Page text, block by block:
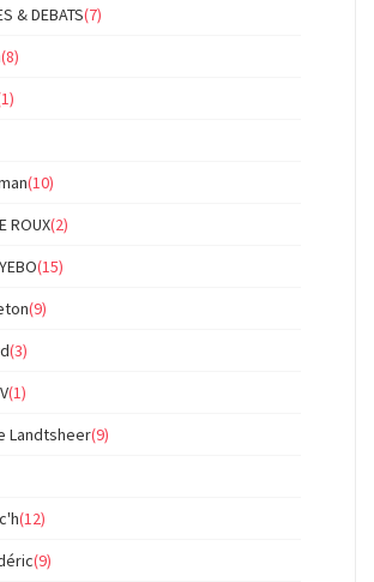
& DEBATS(7)
(8)
(10)
ROUX(2)
(15)
(9)
(3)
(1)
Landtsheer(9)
(12)
(9)